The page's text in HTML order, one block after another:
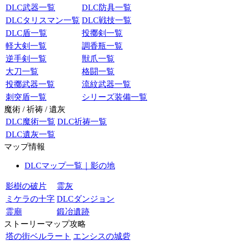
DLC武器一覧
DLC防具一覧
DLCタリスマン一覧 DLC戦技一覧
DLC盾一覧
投擲剣一覧
軽大剣一覧
調香瓶一覧
逆手剣一覧
獣爪一覧
大刀一覧
格闘一覧
投擲武器一覧
流紋武器一覧
刺突盾一覧
シリーズ装備一覧
魔術 / 祈祷 / 遺灰
DLC魔術一覧 DLC祈祷一覧
DLC遺灰一覧
マップ情報
DLCマップ一覧｜影の地
影樹の破片
霊灰
ミケラの十字 DLCダンジョン
霊廟
鍛冶遺跡
ストーリーマップ攻略
塔の街ベルラート エンシスの城砦